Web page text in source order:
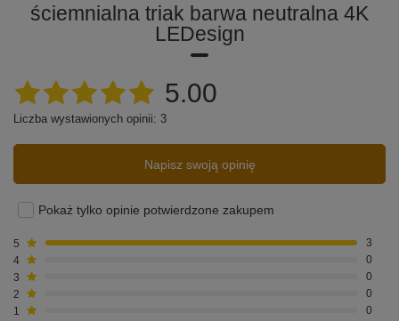
ściemnialna triak barwa neutralna 4K
LEDesign
5.00
Liczba wystawionych opinii: 3
Napisz swoją opinię
Pokaż tylko opinie potwierdzone zakupem
5
3
4
0
3
0
2
0
1
0